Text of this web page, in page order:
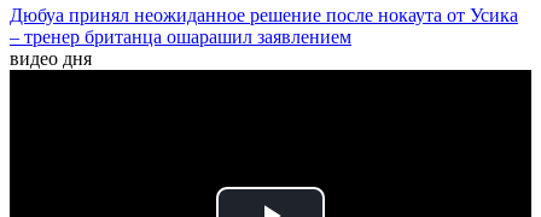
Дюбуа принял неожиданное решение после нокаута от Усика
– тренер британца ошарашил заявлением
видео дня